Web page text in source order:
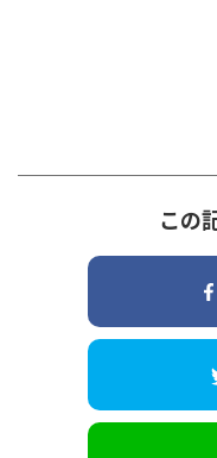
この